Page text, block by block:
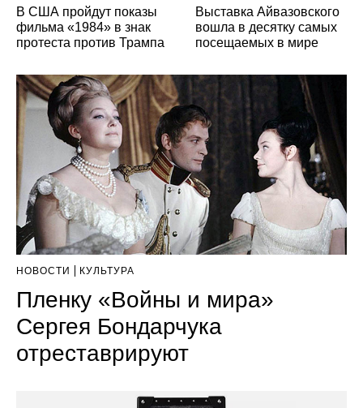
В США пройдут показы
фильма «1984» в знак
протеста против Трампа
Выставка Айвазовского
вошла в десятку самых
посещаемых в мире
НОВОСТИ КУЛЬТУРА
Пленку «Войны и мира»
Сергея Бондарчука
отреставрируют